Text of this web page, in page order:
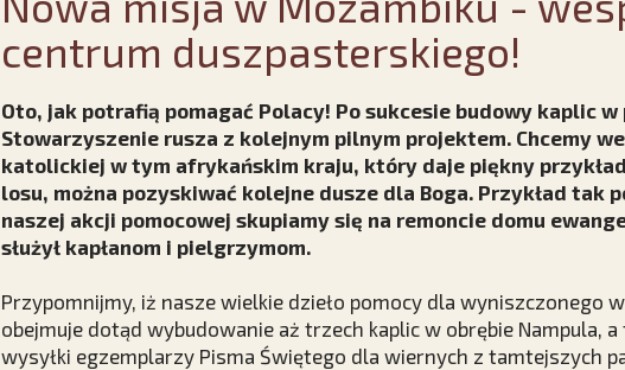
centrum duszpasterskiego!
Oto, jak potrafią pomagać Polacy! Po sukcesie budowy kaplic
Stowarzyszenie rusza z kolejnym pilnym projektem. Chcemy
katolickiej w tym afrykańskim kraju, który daje piękny
losu, można pozyskiwać kolejne dusze dla Boga. Przykład tak
naszej akcji pomocowej skupiamy się na remoncie domu
służył kapłanom i pielgrzymom.
Przypomnijmy, iż nasze wielkie dzieło pomocy dla wyniszczonego
obejmuje dotąd wybudowanie aż trzech kaplic w obrębie Nampula,
wysyłki egzemplarzy Pisma Świętego dla wiernych z tamtejszych